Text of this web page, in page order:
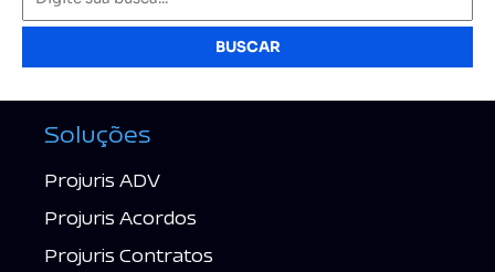
BUSCAR
Soluções
Projuris ADV
Projuris Acordos
Projuris Contratos